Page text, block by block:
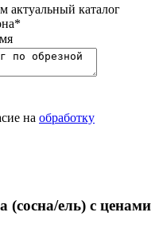
каталог
на обработку
(сосна/ель) с ценами